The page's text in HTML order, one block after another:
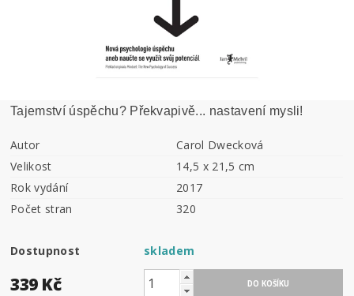
Tajemství úspěchu? Překvapivě... nastavení mysli!
Autor
Carol Dwecková
Velikost
14,5 x 21,5 cm
Rok vydání
2017
Počet stran
320
Dostupnost skladem
339 Kč